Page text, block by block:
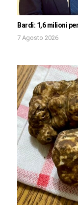
Bardi: 1,6 milioni
7 Agosto 2026